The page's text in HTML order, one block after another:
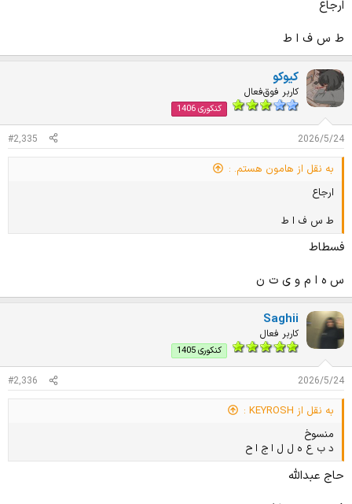
ارجاع
ط س ف ا ط
کیوکو
کاربر فوق‌فعال
کنکوری 1406
2026/5/24
#2,335
به نقل از هامون هستم. :
ارجاع
ط س ف ا ط
فسطاط
س ه ا م و ی ت ن
Saghii
کاربر فعال
کنکوری 1405
2026/5/24
#2,336
به نقل از KEYROSH :
منسوخ
د ب ع ه ل ل ا ج ا ح
حاج عبدالله